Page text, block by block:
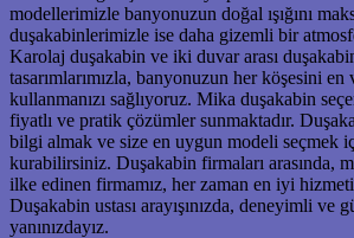
modellerimizle banyonuzun doğal ışığını
duşakabinlerimizle ise daha gizemli bir
Karolaj duşakabin ve iki duvar arası
tasarımlarımızla, banyonuzun her köşesini
kullanmanızı sağlıyoruz. Mika duşakabin
fiyatlı ve pratik çözümler sunmaktadır.
bilgi almak ve size en uygun modeli seçmek
kurabilirsiniz. Duşakabin firmaları arasında,
ilke edinen firmamız, her zaman en iyi
Duşakabin ustası arayışınızda, deneyimli ve
yanınızdayız.